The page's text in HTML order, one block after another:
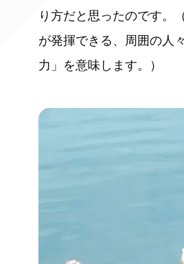
り方だと思ったのです。
が発揮できる、周囲の人
力」を意味します。）